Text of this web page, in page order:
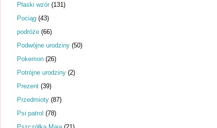
Płaski wzór (131)
Pociąg (43)
podróże (66)
Podwójne urodziny (50)
Pokemon (26)
Potrójne urodziny (2)
Prezent (39)
Przedmioty (87)
Psi patrol (78)
Pszczółka Maja (21)